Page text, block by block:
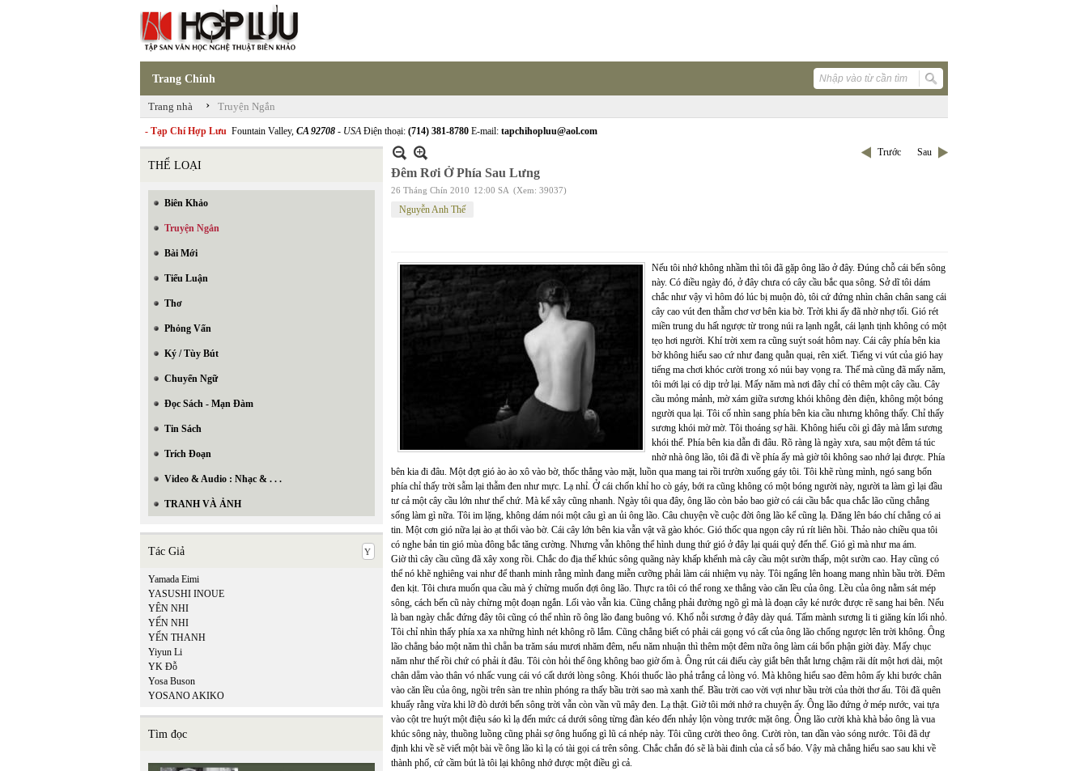
Trang Chính
Trang nhà › Truyện Ngắn
- Tạp Chí Hợp Lưu Fountain Valley, CA 92708 - USAĐiện thoại: (714) 381-8780 E-mail: tapchihopluu@aol.com
THỂ LOẠI
Biên Khảo
Truyện Ngắn
Bài Mới
Tiểu Luận
Thơ
Phỏng Vấn
Ký / Tùy Bút
Chuyển Ngữ
Đọc Sách - Mạn Đàm
Tin Sách
Trích Đoạn
Video & Audio : Nhạc & . . .
TRANH VÀ ẢNH
Tác Giả
Yamada Eimi
YASUSHI INOUE
YÊN NHI
YẾN NHI
YẾN THANH
Yiyun Li
YK Đỗ
Yosa Buson
YOSANO AKIKO
Tìm đọc
Trước Sau
Đêm Rơi Ở Phía Sau Lưng
26 Tháng Chín 2010 12:00 SA (Xem: 39037)
Nguyễn Anh Thế
Nếu tôi nhớ không nhầm thì tôi đã gặp ông lão ở đây. Đúng chỗ cái bến sông
này. Có điều ngày đó, ở đây chưa có cây cầu bắc qua sông. Sở dĩ tôi dám
chắc như vậy vì hôm đó lúc bị muộn đò, tôi cứ đứng nhìn chân chân sang cái
cây cao vút đen thẫm chơ vơ bên kia bờ. Trời khi ấy đã nhờ nhợ tối. Gió rét
miền trung du hất ngược từ trong núi ra lạnh ngắt, cái lạnh tịnh không có một
tẹo hơi người. Khí trời xem ra cũng suýt soát hôm nay. Cái cây phía bên kia
bờ không hiểu sao cứ như đang quằn quại, rên xiết. Tiếng vi vút của gió hay
tiếng ma chơi khóc cười trong xó núi bay vọng ra. Thế mà cũng đã mấy năm,
tôi mới lại có dịp trở lại. Mấy năm mà nơi đây chỉ có thêm một cây cầu. Cây
cầu mỏng mảnh, mờ xám giữa sương khói không đèn điện, không một bóng
người qua lại. Tôi cố nhìn sang phía bên kia cầu nhưng không thấy. Chỉ thấy
sương khói mờ mờ. Tôi thoáng sợ hãi. Không hiểu cõi gì đây mà lắm sương
khói thế. Phía bên kia dẫn đi đâu. Rõ ràng là ngày xưa, sau một đêm tá túc
nhờ nhà ông lão, tôi đã đi về phía ấy mà giờ tôi không sao nhớ lại được. Phía
bên kia đi đâu. Một đợt gió ào ào xô vào bờ, thốc thẳng vào mặt, luồn qua mang tai rồi trườn xuống gáy tôi. Tôi khẽ rùng mình, ngó sang bốn
phía chỉ thấy trời sẫm lại thẫm đen như mực. Lạ nhỉ. Ở cái chốn khỉ ho cò gáy, bới ra cũng không có một bóng người này, người ta làm gì lại đầu
tư cả một cây cầu lớn như thế chứ. Mà kể xây cũng nhanh. Ngày tôi qua đây, ông lão còn bảo bao giờ có cái cầu bắc qua chắc lão cũng chẳng
sống làm gì nữa. Tôi im lặng, không dám nói một câu gì an ủi ông lão. Câu chuyện về cuộc đời ông lão kể cũng lạ. Đăng lên báo chí chẳng có ai
tin. Một cơn gió nữa lại ào ạt thổi vào bờ. Cái cây lớn bên kia vẫn vật vã gào khóc. Gió thốc qua ngọn cây rú rít liên hồi. Thảo nào chiều qua tôi
có nghe bản tin gió mùa đông bắc tăng cường. Nhưng vẫn không thể hình dung thứ gió ở đây lại quái quỷ đến thế. Gió gì mà như ma ám.
Giờ thì cây cầu cũng đã xây xong rồi. Chắc do địa thế khúc sông quãng này khấp khểnh mà cây cầu một sườn thấp, một sườn cao. Hay cũng có
thể nó khẽ nghiêng vai như để thanh minh rằng mình đang miễn cưỡng phải làm cái nhiệm vụ này. Tôi ngẩng lên hoang mang nhìn bầu trời. Đêm
đen kịt. Tôi chưa muốn qua cầu mà ý chừng muốn đợi ông lão. Thực ra tôi có thể rong xe thẳng vào căn lều của ông. Lều của ông nằm sát mép
sông, cách bến cũ này chừng một đoạn ngắn. Lối vào vẫn kia. Cũng chẳng phải đường ngõ gì mà là đoạn cây ké nước được rẽ sang hai bên. Nếu
là ban ngày chắc đứng đây tôi cũng có thể nhìn rõ ông lão đang buông vó. Khổ nỗi sương ở đây dày quá. Tấm mành sương li ti giăng kín lối nhỏ.
Tôi chỉ nhìn thấy phía xa xa những hình nét không rõ lắm. Cũng chẳng biết có phải cái gọng vó cất của ông lão chổng ngược lên trời không. Ông
lão chẳng bảo một năm thì chẵn ba trăm sáu mươi nhăm đêm, nếu năm nhuận thì thêm một đêm nữa ông làm cái bổn phận giời đày. Mấy chục
năm như thế rồi chứ có phải ít đâu. Tôi còn hỏi thế ông không bao giờ ốm à. Ông rút cái điếu cày giắt bên thắt lưng chậm rãi dít một hơi dài, một
chân dẵm vào thân vó nhấc vung cái vó cất dưới lòng sông. Khói thuốc lào phả trắng cả lòng vó. Mà không hiểu sao đêm hôm ấy khi bước chân
vào căn lều của ông, ngồi trên sàn tre nhìn phóng ra thấy bầu trời sao mà xanh thế. Bầu trời cao vời vợi như bầu trời của thời thơ ấu. Tôi đã quên
khuấy rằng vừa khi lỡ đò dưới bến sông trời vẫn còn vần vũ mây đen. Lạ thật. Giờ tôi mới nhớ ra chuyện ấy. Ông lão đứng ở mép nước, vai tựa
vào cột tre huýt một điệu sáo kì lạ đến mức cá dưới sông từng đàn kéo đến nhảy lộn vòng trước mặt ông. Ông lão cười khà khà bảo ông là vua
khúc sông này, thuồng luồng cũng phải sợ ông huống gì lũ cá nhép này. Tôi cũng cười theo ông. Cười ròn, tan dần vào sóng nước. Tôi đã dự
định khi về sẽ viết một bài về ông lão kì lạ có tài gọi cá trên sông. Chắc chắn đó sẽ là bài đinh của cả số báo. Vậy mà chẳng hiểu sao sau khi về
thành phố, cứ cầm bút là tôi lại không nhớ được một điều gì cả.